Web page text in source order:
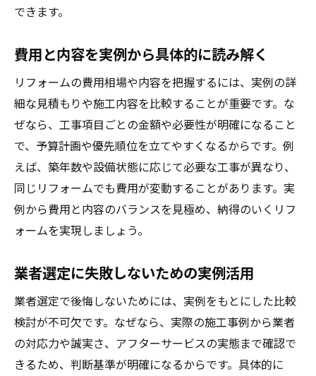
できます。
費用と内容を実例から具体的に読み解く
リフォームの費用相場や内容を把握するには、実例の詳
細な見積もりや施工内容を比較することが重要です。な
ぜなら、工事項目ごとの金額や必要性が明確になること
で、予算計画や優先順位を立てやすくなるからです。例
えば、築年数や設備状態に応じて必要な工事が異なり、
同じリフォームでも費用が変動することがあります。実
例から費用と内容のバランスを見極め、納得のいくリフ
ォームを実現しましょう。
業者選定に失敗しないための実例活用
業者選定で後悔しないためには、実例をもとにした比較
検討が不可欠です。なぜなら、実際の施工事例から業者
の対応力や誠実さ、アフターサービスの実態まで確認で
きるため、判断基準が明確になるからです。具体的に